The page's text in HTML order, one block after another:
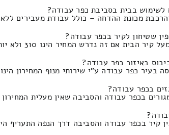
בבית בסביבת כפר עבודה?
ההדחה – כולל עבודת מעבירים ללא שירותי מנוף
שטיחון לקיר בכפר עבודה?
אם זה נדרש המחיר הינו 310 ולא יותר מ200 שקל.
באיזור כפר עבודה?
עבודה ע"י שירותי מנוף המחירון הינו 340 ועד 170 שקלים.
בכפר עבודה?
בכפר עבודה והסביבה שאין מעלית המחירון זהו 310 ועד
והסביבה דרך הנפה התעריף הינו 550 ועד 240 שקלים